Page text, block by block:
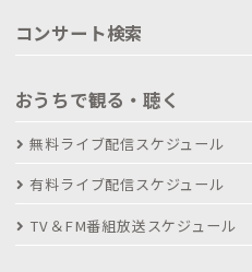
コンサート検索
おうちで観る・聴く
無料ライブ配信スケジュール
有料ライブ配信スケジュール
TV＆FM番組放送スケジュール